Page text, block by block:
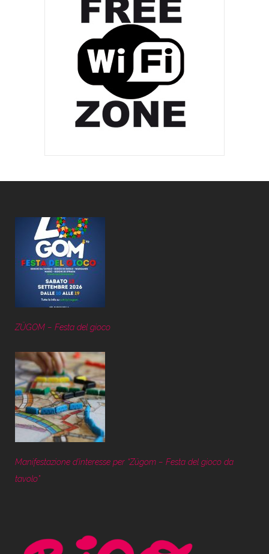
ZÜGOM – Festa del gioco
Manifestazione d’interesse per “Zügom – Festa del gioco da
tavolo”